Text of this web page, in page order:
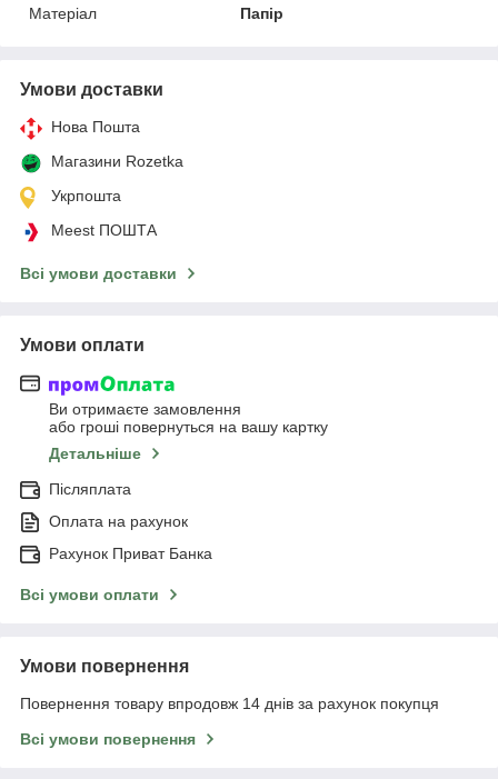
Матеріал
Папір
Умови доставки
Нова Пошта
Магазини Rozetka
Укрпошта
Meest ПОШТА
Всі умови доставки
Умови оплати
Ви отримаєте замовлення
або гроші повернуться на вашу картку
Детальніше
Післяплата
Оплата на рахунок
Рахунок Приват Банка
Всі умови оплати
Умови повернення
Повернення товару впродовж 14 днів за рахунок покупця
Всі умови повернення